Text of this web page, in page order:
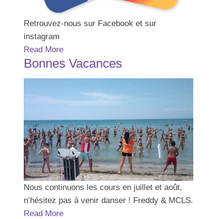
Retrouvez-nous sur Facebook et sur
instagram
Read More
Bonnes Vacances
Nous continuons les cours en juillet et août,
n’hésitez pas à venir danser ! Freddy & MCLS.
Read More